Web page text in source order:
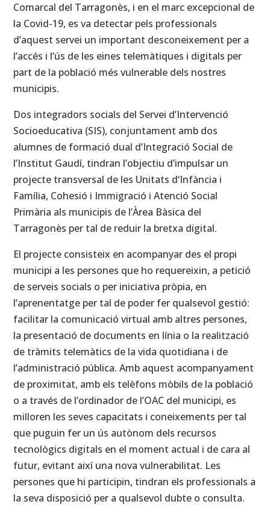
Comarcal del Tarragonès, i en el marc excepcional de
la Covid-19, es va detectar pels professionals
d’aquest servei un important desconeixement per a
l’accés i l’ús de les eines telemàtiques i digitals per
part de la població més vulnerable dels nostres
municipis.
Dos integradors socials del Servei d’Intervenció
Socioeducativa (SIS), conjuntament amb dos
alumnes de formació dual d’Integració Social de
l’Institut Gaudí, tindran l’objectiu d’impulsar un
projecte transversal de les Unitats d‘Infància i
Família, Cohesió i Immigració i Atenció Social
Primària als municipis de l’Àrea Bàsica del
Tarragonès per tal de reduir la bretxa digital.
El projecte consisteix en acompanyar des el propi
municipi a les persones que ho requereixin, a petició
de serveis socials o per iniciativa pròpia, en
l’aprenentatge per tal de poder fer qualsevol gestió:
facilitar la comunicació virtual amb altres persones,
la presentació de documents en línia o la realització
de tràmits telemàtics de la vida quotidiana i de
l’administració pública. Amb aquest acompanyament
de proximitat, amb els telèfons mòbils de la població
o a través de l’ordinador de l’OAC del municipi, es
milloren les seves capacitats i coneixements per tal
que puguin fer un ús autònom dels recursos
tecnològics digitals en el moment actual i de cara al
futur, evitant així una nova vulnerabilitat. Les
persones que hi participin, tindran els professionals a
la seva disposició per a qualsevol dubte o consulta.